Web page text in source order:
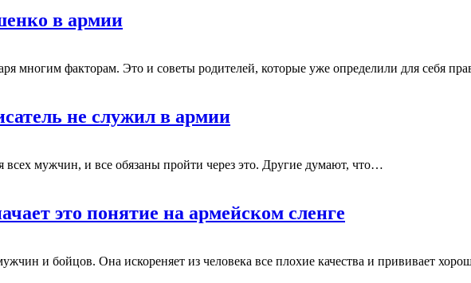
в армии
многим факторам. Это и советы родителей, которые уже определили для себя
не служил в армии
мужчин, и все обязаны пройти через это. Другие думают, что…
это понятие на армейском сленге
и бойцов. Она искореняет из человека все плохие качества и прививает